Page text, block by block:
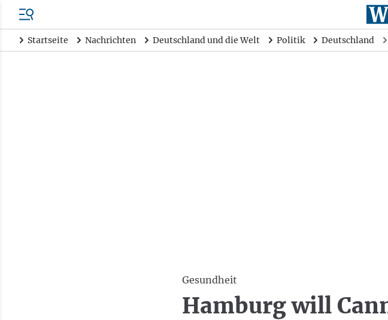
Startseite Nachrichten Deutschland und die Welt Politik Deutschland
Gesundheit
Hamburg will